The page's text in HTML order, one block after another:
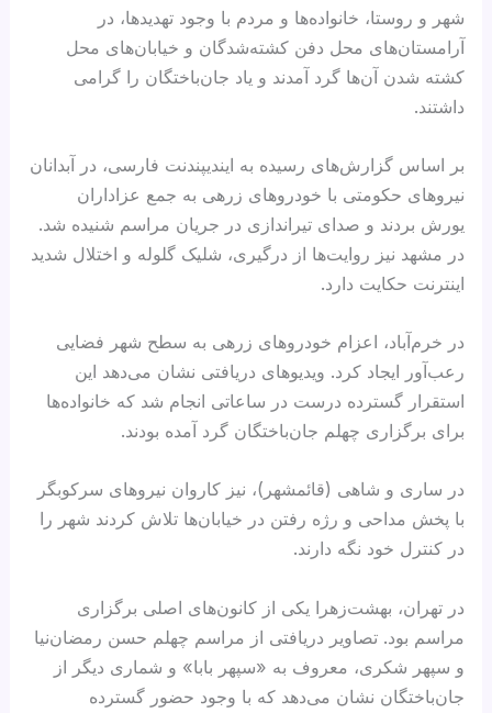
شهر و روستا، خانواده‌ها و مردم با وجود تهدیدها، در
آرامستان‌های محل‌ دفن کشته‌‌شدگان و خیابان‌های محل
کشته شدن آن‌ها گرد آمدند و یاد جان‌باختگان را گرامی
داشتند.
بر اساس گزارش‌های رسیده به ایندیپندنت فارسی، در آبدانان
نیروهای حکومتی با خودروهای زرهی به جمع عزاداران
یورش بردند و صدای تیراندازی در جریان مراسم شنیده شد.
در مشهد نیز روایت‌ها از درگیری، شلیک گلوله و اختلال شدید
اینترنت حکایت دارد.
در خرم‌آباد، اعزام خودروهای زرهی به سطح شهر فضایی
رعب‌آور ایجاد کرد. ویدیوهای دریافتی نشان می‌دهد این
استقرار گسترده درست در ساعاتی انجام شد که خانواده‌ها
برای برگزاری چهلم جان‌باختگان گرد آمده بودند.
در ساری و شاهی (قائمشهر)، نیز کاروان‌ نیروهای سرکوبگر
با پخش مداحی و رژه رفتن در خیابان‌ها تلاش کردند شهر را
در کنترل خود نگه دارند.
در تهران، بهشت‌زهرا یکی از کانون‌های اصلی برگزاری
مراسم بود. تصاویر دریافتی از مراسم چهلم حسن رمضان‌نیا
و سپهر شکری، معروف به «سپهر بابا» و شماری دیگر از
جان‌باختگان نشان می‌دهد که با وجود حضور گسترده